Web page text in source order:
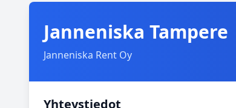
Janneniska Tampere
Janneniska Rent Oy
Yhteystiedot